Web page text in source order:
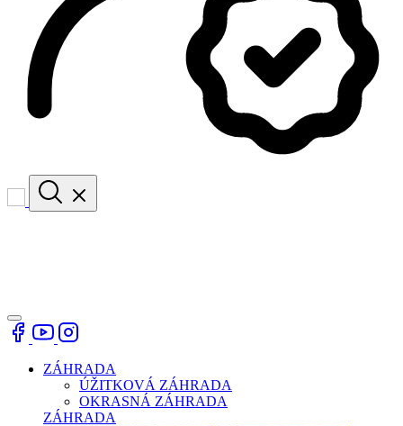
ZÁHRADA
ÚŽITKOVÁ ZÁHRADA
OKRASNÁ ZÁHRADA
ZÁHRADA